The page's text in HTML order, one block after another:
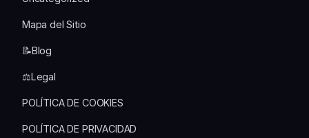
Mapa del Sitio
📝Blog
⚖️Legal
POLÍTICA DE COOKIES
POLÍTICA DE PRIVACIDAD